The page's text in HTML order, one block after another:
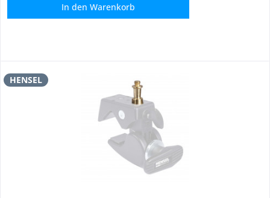
In den Warenkorb
HENSEL